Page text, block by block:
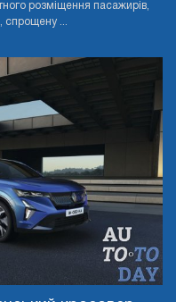
розміщення пасажирів,
спрощену ...